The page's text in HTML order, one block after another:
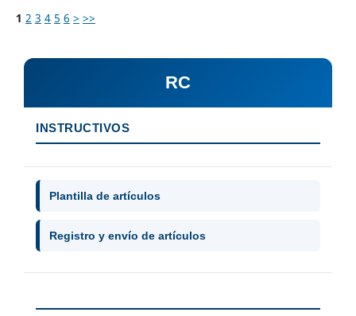
1 2 3 4 5 6 > >>
RC
INSTRUCTIVOS
Plantilla de artículos
Registro y envío de artículos